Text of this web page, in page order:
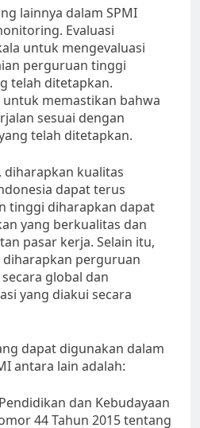
lainnya dalam SPMI
Evaluasi
untuk mengevaluasi
perguruan tinggi
telah ditetapkan.
memastikan bahwa
sesuai dengan
telah ditetapkan.
diharapkan kualitas
dapat terus
tinggi diharapkan dapat
yang berkualitas dan
pasar kerja. Selain itu,
diharapkan perguruan
global dan
yang diakui secara
dapat digunakan dalam
antara lain adalah:
dan Kebudayaan
44 Tahun 2015 tentang